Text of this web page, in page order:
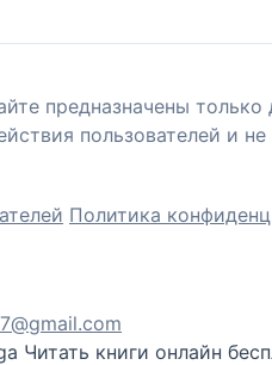
предназначены
пользователей и
Политика
Читать книги онлайн